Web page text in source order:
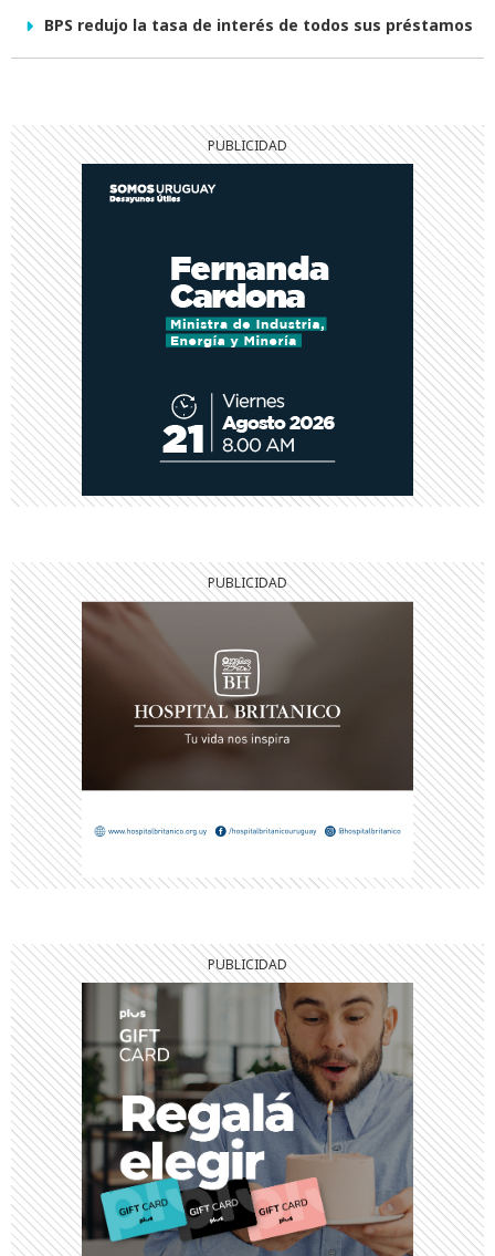
BPS redujo la tasa de interés de todos sus préstamos